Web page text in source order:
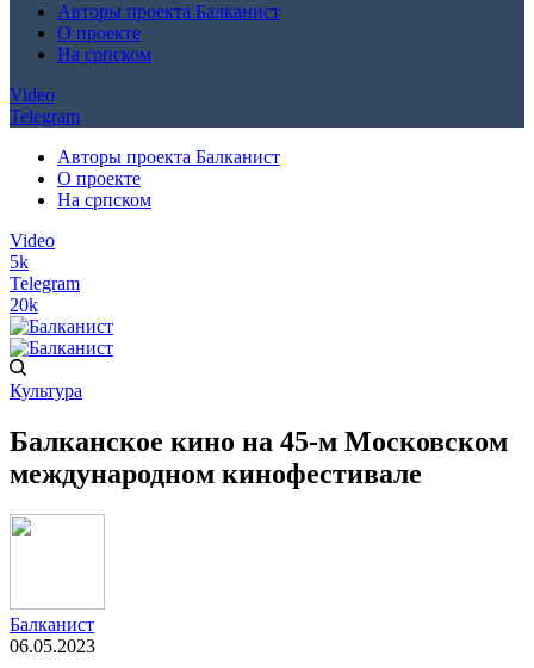
Авторы проекта Балканист
О проекте
На српском
Video
Telegram
Авторы проекта Балканист
О проекте
На српском
Video
5k
Telegram
20k
Культура
Балканское кино на 45-м Московском
международном кинофестивале
Балканист
06.05.2023